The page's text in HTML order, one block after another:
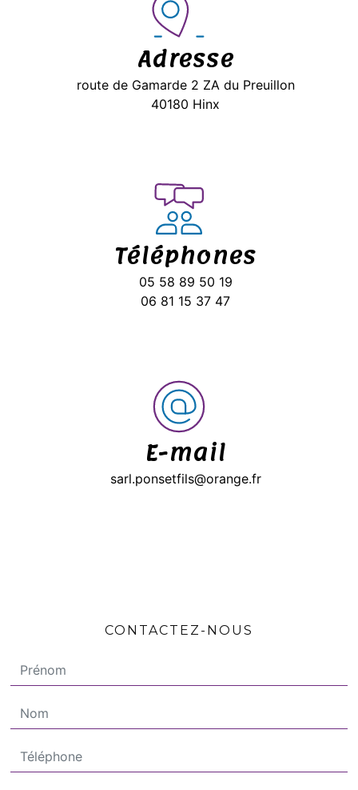
Adresse
route de Gamarde 2 ZA du Preuillon
40180 Hinx
Téléphones
05 58 89 50 19
06 81 15 37 47
E-mail
sarl.ponsetfils@orange.fr
CONTACTEZ-NOUS